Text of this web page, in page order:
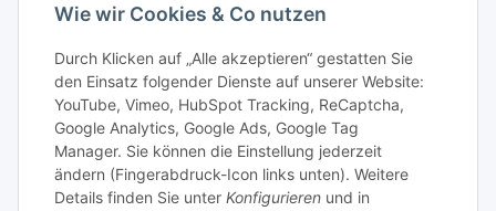
Wie wir Cookies & Co nutzen
Durch Klicken auf „Alle akzeptieren“ gestatten Sie
den Einsatz folgender Dienste auf unserer Website:
YouTube, Vimeo, HubSpot Tracking, ReCaptcha,
Google Analytics, Google Ads, Google Tag
Manager. Sie können die Einstellung jederzeit
ändern (Fingerabdruck-Icon links unten). Weitere
Details finden Sie unter Konfigurieren und in